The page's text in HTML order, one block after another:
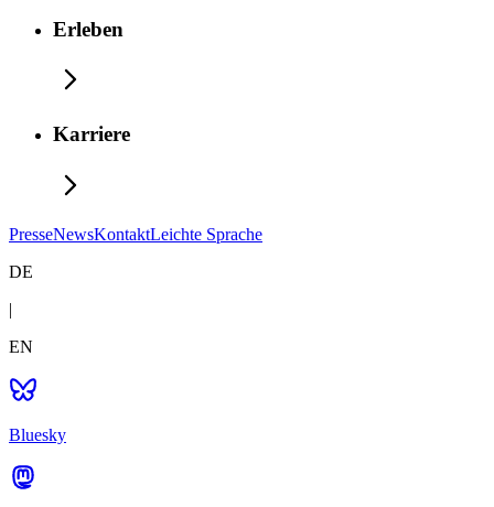
Erleben
Karriere
PresseNewsKontaktLeichte Sprache
DE
|
EN
Bluesky